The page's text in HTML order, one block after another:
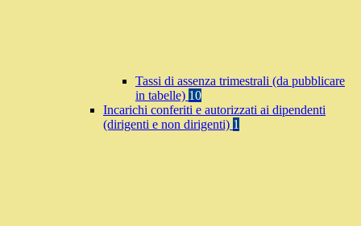
Tassi di assenza trimestrali (da pubblicare
in tabelle) 10
Incarichi conferiti e autorizzati ai dipendenti
(dirigenti e non dirigenti) 1